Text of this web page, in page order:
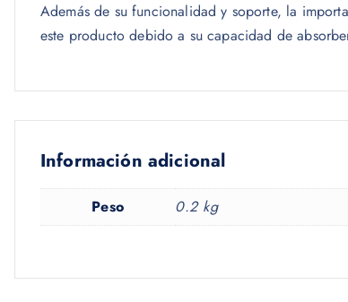
Además de su funcionalidad y soporte, la
este producto debido a su capacidad de
Información adicional
Peso 0.2 kg